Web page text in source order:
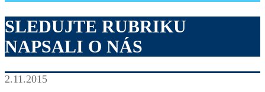
SLEDUJTE RUBRIKU
NAPSALI O NÁS
2.11.2015